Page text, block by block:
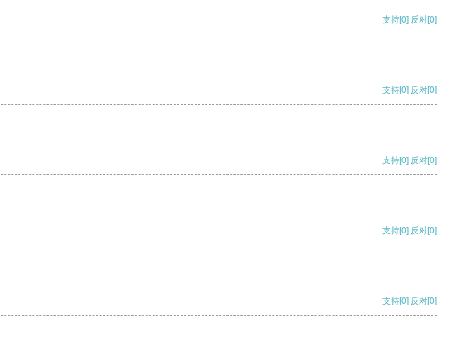
支持[0] 反对[0]
支持[0] 反对[0]
支持[0] 反对[0]
支持[0] 反对[0]
支持[0] 反对[0]